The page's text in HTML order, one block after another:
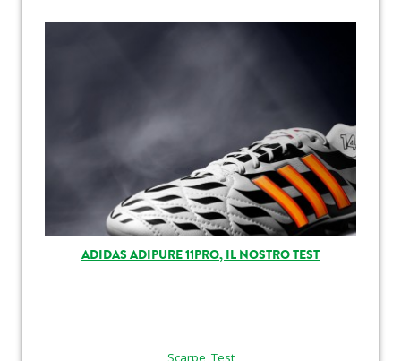
ADIDAS ADIPURE 11PRO, IL NOSTRO TEST
Scarpe Test